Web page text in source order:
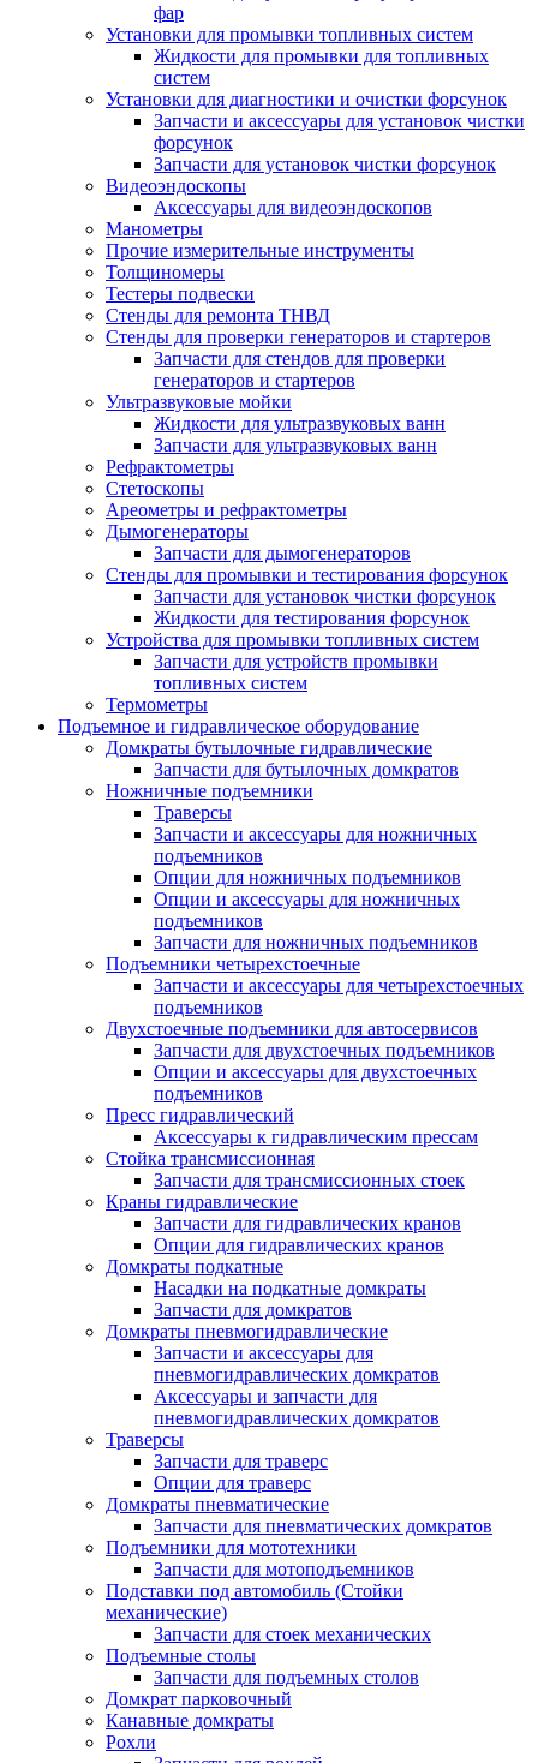
фар
Установки для промывки топливных систем
Жидкости для промывки для топливных
систем
Установки для диагностики и очистки форсунок
Запчасти и аксессуары для установок чистки
форсунок
Запчасти для установок чистки форсунок
Видеоэндоскопы
Аксессуары для видеоэндоскопов
Манометры
Прочие измерительные инструменты
Толщиномеры
Тестеры подвески
Стенды для ремонта ТНВД
Стенды для проверки генераторов и стартеров
Запчасти для стендов для проверки
генераторов и стартеров
Ультразвуковые мойки
Жидкости для ультразвуковых ванн
Запчасти для ультразвуковых ванн
Рефрактометры
Стетоскопы
Ареометры и рефрактометры
Дымогенераторы
Запчасти для дымогенераторов
Стенды для промывки и тестирования форсунок
Запчасти для установок чистки форсунок
Жидкости для тестирования форсунок
Устройства для промывки топливных систем
Запчасти для устройств промывки
топливных систем
Термометры
Подъемное и гидравлическое оборудование
Домкраты бутылочные гидравлические
Запчасти для бутылочных домкратов
Ножничные подъемники
Траверсы
Запчасти и аксессуары для ножничных
подъемников
Опции для ножничных подъемников
Опции и аксессуары для ножничных
подъемников
Запчасти для ножничных подъемников
Подъемники четырехстоечные
Запчасти и аксессуары для четырехстоечных
подъемников
Двухстоечные подъемники для автосервисов
Запчасти для двухстоечных подъемников
Опции и аксессуары для двухстоечных
подъемников
Пресс гидравлический
Аксессуары к гидравлическим прессам
Стойка трансмиссионная
Запчасти для трансмиссионных стоек
Краны гидравлические
Запчасти для гидравлических кранов
Опции для гидравлических кранов
Домкраты подкатные
Насадки на подкатные домкраты
Запчасти для домкратов
Домкраты пневмогидравлические
Запчасти и аксессуары для
пневмогидравлических домкратов
Аксессуары и запчасти для
пневмогидравлических домкратов
Траверсы
Запчасти для траверс
Опции для траверс
Домкраты пневматические
Запчасти для пневматических домкратов
Подъемники для мототехники
Запчасти для мотоподъемников
Подставки под автомобиль (Стойки
механические)
Запчасти для стоек механических
Подъемные столы
Запчасти для подъемных столов
Домкрат парковочный
Канавные домкраты
Рохли